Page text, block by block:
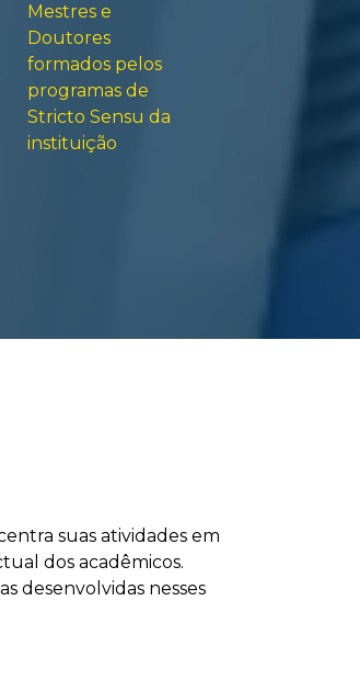
Mestres e
Doutores
formados pelos
programas de
Stricto Sensu da
instituição
suas atividades em
dos acadêmicos.
desenvolvidas nesses